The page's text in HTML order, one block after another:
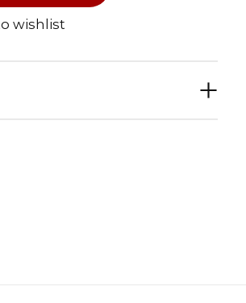
wishlist